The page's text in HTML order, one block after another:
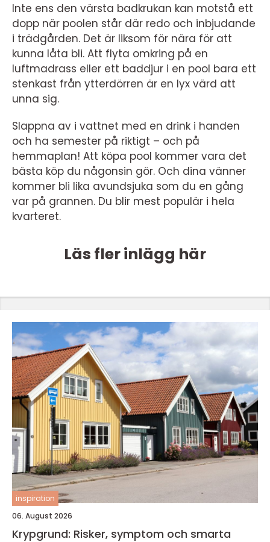
Inte ens den värsta badkrukan kan motstå ett
dopp när poolen står där redo och inbjudande
i trädgården. Det är liksom för nära för att
kunna låta bli. Att flyta omkring på en
luftmadrass eller ett baddjur i en pool bara ett
stenkast från ytterdörren är en lyx värd att
unna sig.
Slappna av i vattnet med en drink i handen
och ha semester på riktigt – och på
hemmaplan! Att köpa pool kommer vara det
bästa köp du någonsin gör. Och dina vänner
kommer bli lika avundsjuka som du en gång
var på grannen. Du blir mest populär i hela
kvarteret.
Läs fler inlägg här
inspiration
06. August 2026
Krypgrund: Risker, symptom och smarta